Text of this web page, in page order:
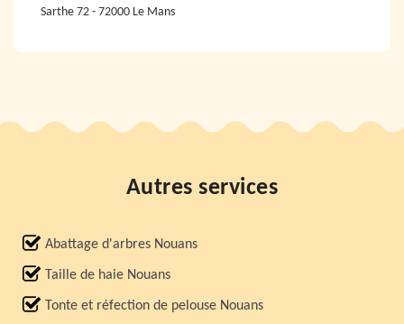
Sarthe 72 - 72000 Le Mans
Autres services
Abattage d'arbres Nouans
Taille de haie Nouans
Tonte et réfection de pelouse Nouans